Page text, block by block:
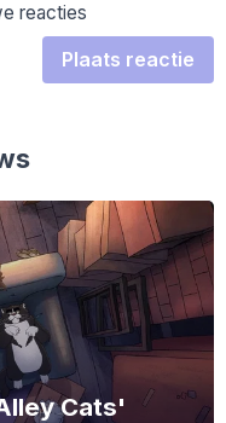
reacties
Plaats reactie
Cats'